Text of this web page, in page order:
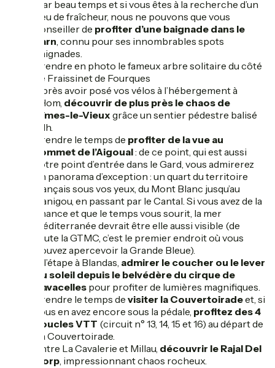
Par beau temps et si vous êtes à la recherche d’un
peu de fraîcheur, nous ne pouvons que vous
conseiller de profiter d’une baignade dans le
Tarn, connu pour ses innombrables spots
baignades.
Prendre en photo le fameux arbre solitaire du côté
de Fraissinet de Fourques
Après avoir posé vos vélos à l’hébergement à
l’Hom, découvrir de plus près le chaos de
Nîmes-le-Vieux grâce un sentier pédestre balisé
d’1h.
Prendre le temps de profiter de la vue au
sommet de l’Aigoual: de ce point, qui est aussi
votre point d’entrée dans le Gard, vous admirerez
un panorama d’exception : un quart du territoire
français sous vos yeux, du Mont Blanc jusqu’au
Canigou, en passant par le Cantal. Si vous avez de la
chance et que le temps vous sourit, la mer
Méditerranée devrait être elle aussi visible (de
toute la GTMC, c’est le premier endroit où vous
pouvez apercevoir la Grande Bleue).
A l’étape à Blandas, admirer le coucher ou le lever
du soleil depuis le belvédère du cirque de
Navacelles pour profiter de lumières magnifiques.
Prendre le temps de visiter la Couvertoiradeet, si
vous en avez encore sous la pédale, profitez des 4
boucles VTT (circuit n° 13, 14, 15 et 16) au départ de
La Couvertoirade.
Entre La Cavalerie et Millau, découvrir le Rajal Del
Gorp, impressionnant chaos rocheux.